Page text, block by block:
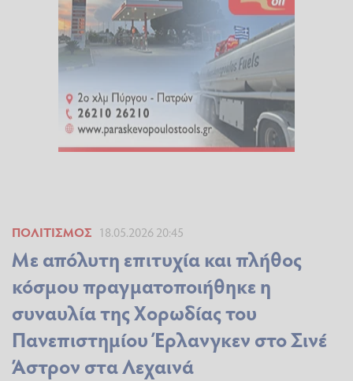
ΠΟΛΙΤΙΣΜΌΣ 18.05.2026 20:45
Με απόλυτη επιτυχία και πλήθος
κόσμου πραγματοποιήθηκε η
συναυλία της Χορωδίας του
Πανεπιστημίου Έρλανγκεν στο Σινέ
Άστρον στα Λεχαινά